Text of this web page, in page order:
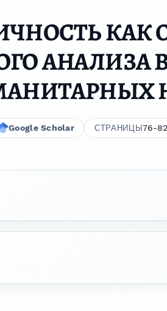
КАК
АНАЛИЗА
Google Scholar СТРАНИЦЫ76-82